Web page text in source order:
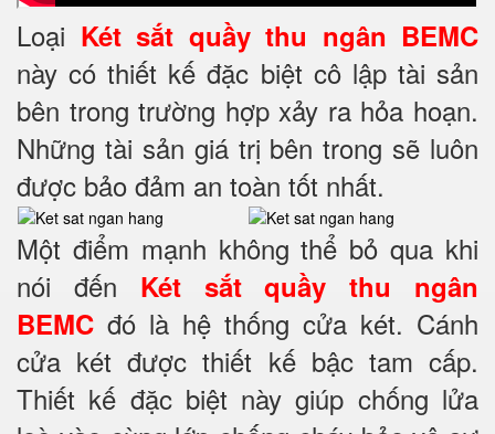
Loại Két sắt quầy thu ngân BEMC
này có thiết kế đặc biệt cô lập tài sản
bên trong trường hợp xảy ra hỏa hoạn.
Những tài sản giá trị bên trong sẽ luôn
được bảo đảm an toàn tốt nhất.
Một điểm mạnh không thể bỏ qua khi
nói đến Két sắt quầy thu ngân
BEMC đó là hệ thống cửa két. Cánh
cửa két được thiết kế bậc tam cấp.
Thiết kế đặc biệt này giúp chống lửa